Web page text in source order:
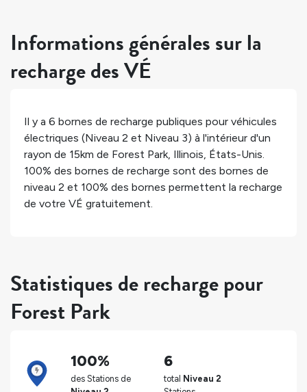
Informations générales sur la
recharge des VÉ
Il y a 6 bornes de recharge publiques pour véhicules
électriques (Niveau 2 et Niveau 3) à l'intérieur d'un
rayon de 15km de Forest Park, Illinois, États-Unis.
100% des bornes de recharge sont des bornes de
niveau 2 et 100% des bornes permettent la recharge
de votre VÉ gratuitement.
Statistiques de recharge pour
Forest Park
100%
des Stations de
6
total Niveau 2